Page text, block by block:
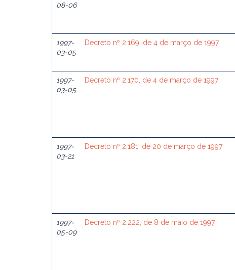
08-06
1997-
03-05
Decreto nº 2.169, de 4 de março de 1997
1997-
03-05
Decreto nº 2.170, de 4 de março de 1997
1997-
03-21
Decreto nº 2.181, de 20 de março de 1997
1997-
05-09
Decreto nº 2.222, de 8 de maio de 1997